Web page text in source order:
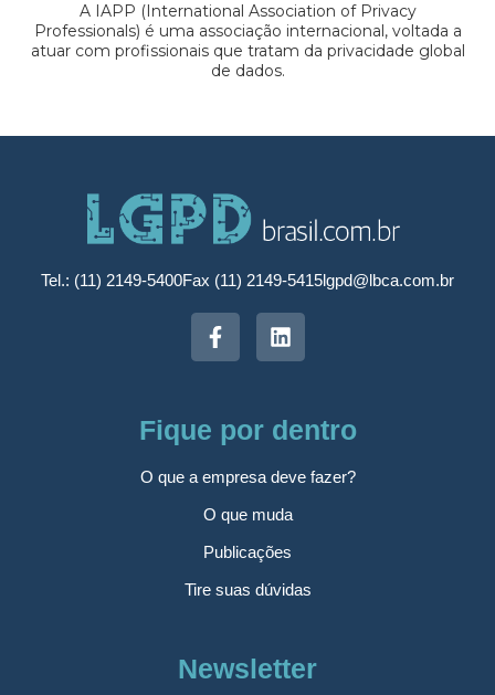
A IAPP (International Association of Privacy
Professionals) é uma associação internacional, voltada a
atuar com profissionais que tratam da privacidade global
de dados.
Tel.: (11) 2149-5400Fax (11) 2149-5415lgpd@lbca.com.br
Fique por dentro
O que a empresa deve fazer?
O que muda
Publicações
Tire suas dúvidas
Newsletter